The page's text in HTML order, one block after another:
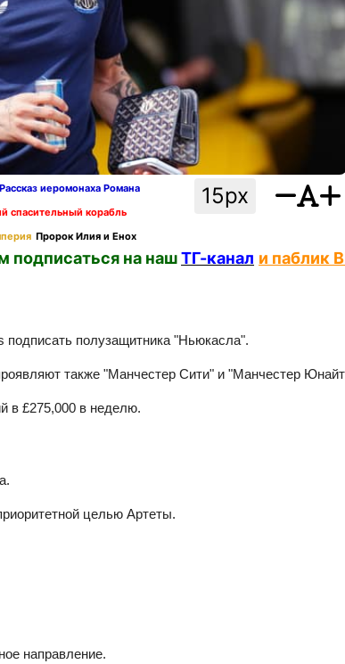
15px
иеромонаха Романа
спасительный корабль
Пророк Илия и Енох
подписаться на нашТГ-канал и паблик
подписать полузащитника "Ньюкасла".
также "Манчестер Сити" и "Манчестер
в £275,000 в неделю.
целью Артеты.
направление.